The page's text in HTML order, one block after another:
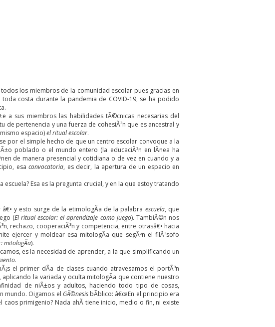
los miembros de la comunidad escolar pues gracias en
costa durante la pandemia de COVID-19, se ha podido
a sus miembros las habilidades tÃ©cnicas necesarias del
de pertenencia y una fuerza de cohesiÃ³n que es ancestral y
espacio)el ritual escolar.
por el simple hecho de que un centro escolar convoque a la
poblado o el mundo entero (la educaciÃ³n en lÃ­nea ha
de manera presencial y cotidiana o de vez en cuando y a
esa convocatoria, es decir, la apertura de un espacio en
Esa es la pregunta crucial, y en la que estoy tratando
y esto surge de la etimologÃ­a de la palabra escuela, que
(El ritual escolar: el aprendizaje como juego). TambiÃ©n nos
rechazo, cooperaciÃ³n y competencia, entre otrasâ€• hacia
ejercer y moldear esa mitologÃ­a que segÃºn el filÃ³sofo
mitologÃ­a).
es la necesidad de aprender, a la que simplificando un
.
el primer dÃ­a de clases cuando atravesamos el portÃ³n
la variada y oculta mitologÃ­a que contiene nuestro
de niÃ±os y adultos, haciendo todo tipo de cosas,
mundo. Oigamos el GÃ©nesisbÃ­blico: â€œEn el principio era
caos primigenio? Nada ahÃ­ tiene inicio, medio o fin, ni existe